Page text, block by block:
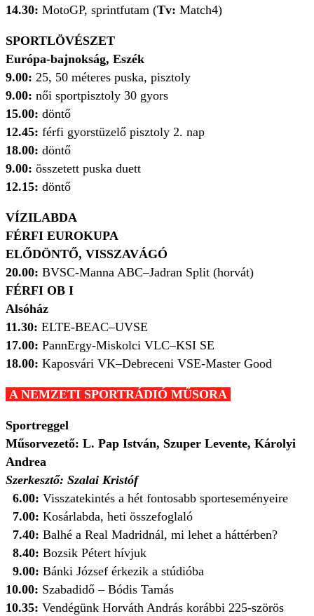
14.30: MotoGP, sprintfutam (Tv: Match4)
SPORTLÖVÉSZET
Európa-bajnokság, Eszék
9.00: 25, 50 méteres puska, pisztoly
9.00: női sportpisztoly 30 gyors
15.00: döntő
12.45: férfi gyorstüzelő pisztoly 2. nap
18.00: döntő
9.00: összetett puska duett
12.15: döntő
VÍZILABDA
FÉRFI EUROKUPA
ELŐDÖNTŐ, VISSZAVÁGÓ
20.00: BVSC-Manna ABC–Jadran Split (horvát)
FÉRFI OB I
Alsóház
11.30: ELTE-BEAC–UVSE
17.00: PannErgy-Miskolci VLC–KSI SE
18.00: Kaposvári VK–Debreceni VSE-Master Good
A NEMZETI SPORTRÁDIÓ MŰSORA
Sportreggel
Műsorvezető: L. Pap István, Szuper Levente, Károlyi
Andrea
Szerkesztő: Szalai Kristóf
6.00: Visszatekintés a hét fontosabb sporteseményeire
7.00: Kosárlabda, heti összefoglaló
7.40: Balhé a Real Madridnál, mi lehet a háttérben?
8.40: Bozsik Pétert hívjuk
9.00: Bánki József érkezik a stúdióba
10.00: Szabadidő – Bódis Tamás
10.35: Vendégünk Horváth András korábbi 225-szörös